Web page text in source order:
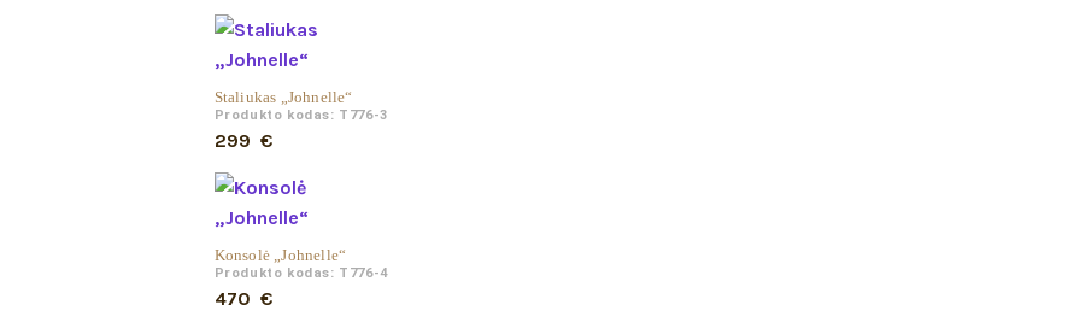
Staliukas „Johnelle“
Produkto kodas: T776-3
299 €
Konsolė „Johnelle“
Produkto kodas: T776-4
470 €